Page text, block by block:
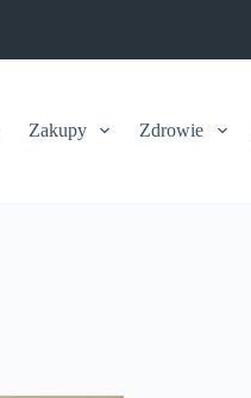
Zakupy Zdrowie